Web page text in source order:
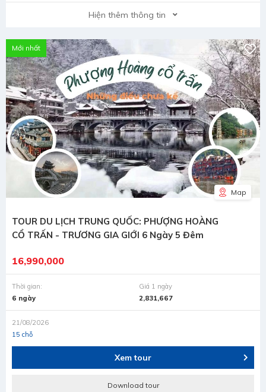
Hiện thêm thông tin
Mới nhất
Map
TOUR DU LỊCH TRUNG QUỐC: PHƯỢNG HOÀNG
CỔ TRẤN - TRƯƠNG GIA GIỚI 6 Ngày 5 Đêm
16,990,000
Thời gian:
6 ngày
Giá 1 ngày
2,831,667
21/08/2026
15 chỗ
Xem tour
Download tour